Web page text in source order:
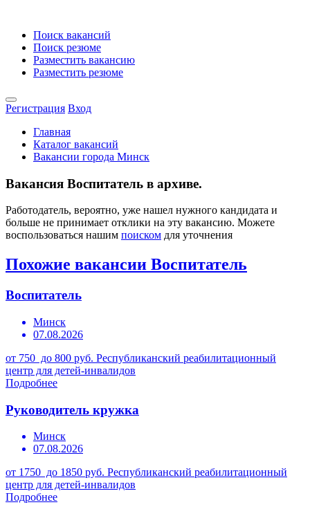
Поиск вакансий
Поиск резюме
Разместить вакансию
Разместить резюме
Регистрация Вход
Главная
Каталог вакансий
Вакансии города Минск
Вакансия Воспитатель в архиве.
Работодатель, вероятно, уже нашел нужного кандидата и
больше не принимает отклики на эту вакансию. Можете
воспользоваться нашим поиском для уточнения
Похожие вакансии Воспитатель
Воспитатель
Минск
07.08.2026
от 750 до 800 руб. Республиканский реабилитационный
центр для детей-инвалидов
Подробнее
Руководитель кружка
Минск
07.08.2026
от 1750 до 1850 руб. Республиканский реабилитационный
центр для детей-инвалидов
Подробнее